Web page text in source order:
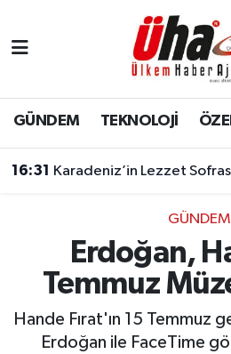
GÜNDEM TEKNOLOJİ
16:31 Karadeniz’in Lezzet
GÜNDEM
Erdoğan,
Temmuz
Hande Fırat'ın 15 Temmuz
Erdoğan ile FaceTime
İstanbul Nöbetçi
İstanbul Hava Durumu
Süper Lig Puan Durumu
Tüm Manşetler
Son Dakika Haberleri